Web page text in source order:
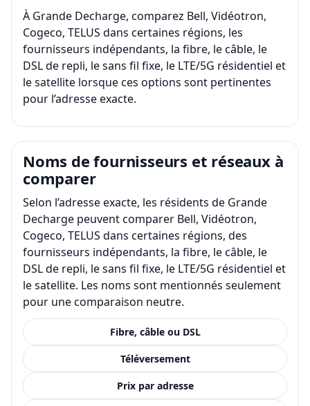
À Grande Decharge, comparez Bell, Vidéotron,
Cogeco, TELUS dans certaines régions, les
fournisseurs indépendants, la fibre, le câble, le
DSL de repli, le sans fil fixe, le LTE/5G résidentiel et
le satellite lorsque ces options sont pertinentes
pour l’adresse exacte.
Noms de fournisseurs et réseaux à
comparer
Selon l’adresse exacte, les résidents de Grande
Decharge peuvent comparer Bell, Vidéotron,
Cogeco, TELUS dans certaines régions, des
fournisseurs indépendants, la fibre, le câble, le
DSL de repli, le sans fil fixe, le LTE/5G résidentiel et
le satellite. Les noms sont mentionnés seulement
pour une comparaison neutre.
Fibre, câble ou DSL
Téléversement
Prix par adresse